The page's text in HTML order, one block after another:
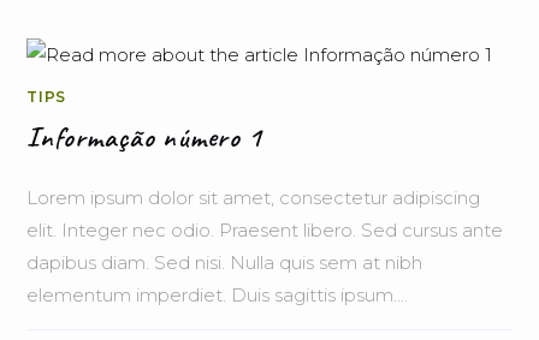
TIPS
Informação número 1
Lorem ipsum dolor sit amet, consectetur adipiscing
elit. Integer nec odio. Praesent libero. Sed cursus ante
dapibus diam. Sed nisi. Nulla quis sem at nibh
elementum imperdiet. Duis sagittis ipsum.…